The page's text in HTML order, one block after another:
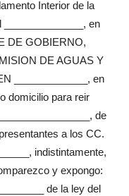
Interior de la
en
DE GOBIERNO,
DE AGUAS Y
_____________, en
domicilio para reir
de
a los CC.
indistintamente,
y expongo:
de la ley del